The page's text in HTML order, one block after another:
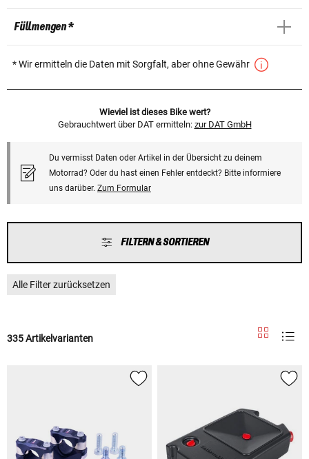
Füllmengen *
* Wir ermitteln die Daten mit Sorgfalt, aber ohne Gewähr
Wieviel ist dieses Bike wert?
Gebrauchtwert über DAT ermitteln: zur DAT GmbH
Du vermisst Daten oder Artikel in der Übersicht zu deinem
Motorrad? Oder du hast einen Fehler entdeckt? Bitte informiere
uns darüber. Zum Formular
FILTERN & SORTIEREN
Alle Filter zurücksetzen
335 Artikelvarianten